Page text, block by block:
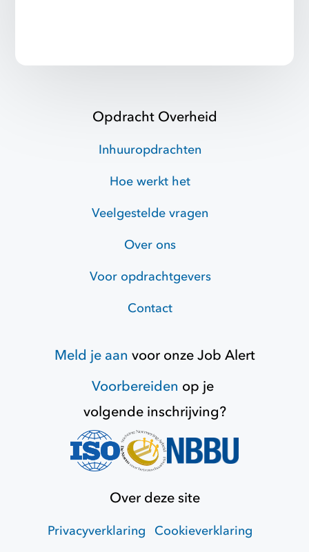
Opdracht Overheid
Inhuuropdrachten
Hoe werkt het
Veelgestelde vragen
Over ons
Voor opdrachtgevers
Contact
Meld je aan voor onzeJob Alert
Voorbereiden op je
volgende inschrijving?
Over deze site
Privacyverklaring Cookieverklaring